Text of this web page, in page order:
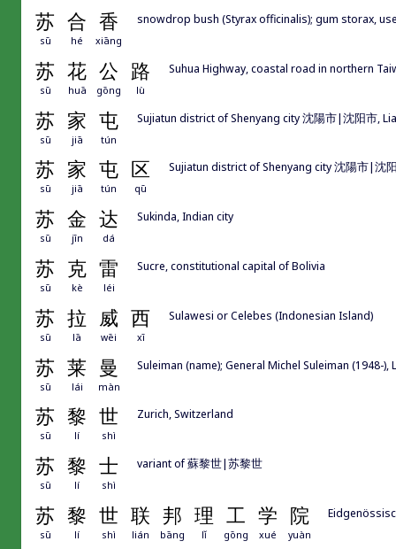
苏 合 香
sū hé xiāng
snowdrop bush (Styrax officinalis); gum storax,
苏 花 公 路
sū huā gōng lù
Suhua Highway, coastal road in northern
苏 家 屯
sū jiā tún
Sujiatun district of Shenyang city 沈陽市|沈阳市,
苏 家 屯 区
sū jiā tún qū
Sujiatun district of Shenyang city 沈陽市|沈
苏 金 达
sū jīn dá
Sukinda, Indian city
苏 克 雷
sū kè léi
Sucre, constitutional capital of Bolivia
苏 拉 威 西
sū lā wēi xī
Sulawesi or Celebes (Indonesian Island)
苏 莱 曼
sū lái màn
Suleiman (name); General Michel Suleiman
苏 黎 世
sū lí shì
Zurich, Switzerland
苏 黎 士
sū lí shì
variant of 蘇黎世|苏黎世
苏 黎 世 联 邦 理 工 学 院
sū lí shì lián bāng lǐ gōng xué yuàn